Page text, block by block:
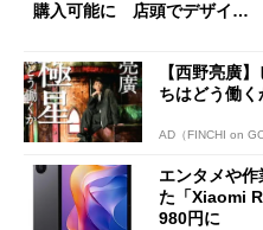
購入可能に 店頭でデザイン
【西野亮廣
ちはどう働く
AD（FINCHI on
エンタメや
た「Xiaomi
980円に